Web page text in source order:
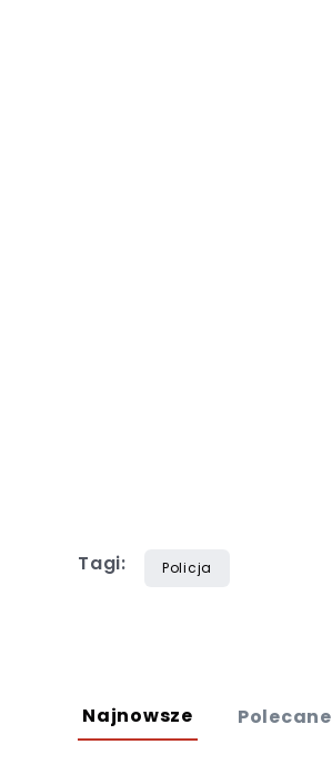
Tagi: Policja
Najnowsze Polecane